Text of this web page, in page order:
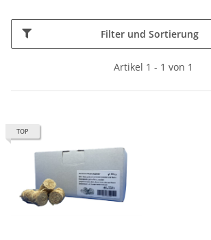
Filter und Sortierung
Artikel 1 - 1 von 1
TOP